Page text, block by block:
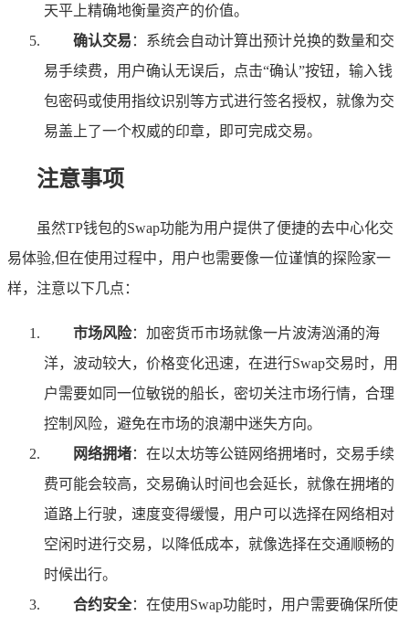
天平上精确地衡量资产的价值。
确认交易 ：系统会自动计算出预计兑换的数量和交
易手续费，用户确认无误后，点击“确认”按钮，输入钱
包密码或使用指纹识别等方式进行签名授权，就像为交
易盖上了一个权威的印章，即可完成交易。
注意事项
虽然TP钱包的Swap功能为用户提供了便捷的去中心化交
易体验,但在使用过程中，用户也需要像一位谨慎的探险家一
样，注意以下几点：
市场风险：加密货币市场就像一片波涛汹涌的海
洋，波动较大，价格变化迅速，在进行Swap交易时，用
户需要如同一位敏锐的船长，密切关注市场行情，合理
控制风险，避免在市场的浪潮中迷失方向。
网络拥堵：在以太坊等公链网络拥堵时，交易手续
费可能会较高，交易确认时间也会延长，就像在拥堵的
道路上行驶，速度变得缓慢，用户可以选择在网络相对
空闲时进行交易，以降低成本，就像选择在交通顺畅的
时候出行。
合约安全：在使用Swap功能时，用户需要确保所使